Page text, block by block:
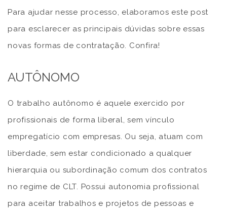
Para ajudar nesse processo, elaboramos este post
para esclarecer as principais dúvidas sobre essas
novas formas de contratação. Confira!
AUTÔNOMO
O trabalho autônomo é aquele exercido por
profissionais de forma liberal, sem vínculo
empregatício com empresas. Ou seja, atuam com
liberdade, sem estar condicionado a qualquer
hierarquia ou subordinação comum dos contratos
no regime de CLT. Possui autonomia profissional
para aceitar trabalhos e projetos de pessoas e